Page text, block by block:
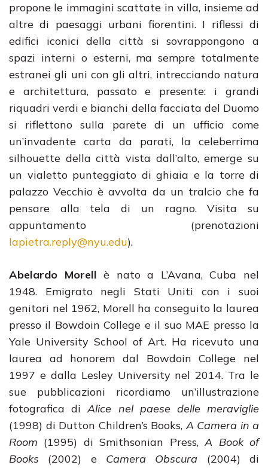
propone le immagini scattate in villa, insieme ad
altre di paesaggi urbani fiorentini. I riflessi di
edifici iconici della città si sovrappongono a
spazi interni o esterni, ma sempre totalmente
estranei gli uni con gli altri, intrecciando natura
e architettura, passato e presente: i grandi
riquadri verdi e bianchi della facciata del Duomo
si riflettono sulla parete di un ufficio come
un’invadente carta da parati, la celeberrima
silhouette della città vista dall’alto, emerge su
un vialetto punteggiato di ghiaia e la torre di
palazzo Vecchio è avvolta da un tralcio che fa
pensare alla tela di un ragno. Visita su
appuntamento (prenotazioni
lapietra.reply@nyu.edu).
Abelardo Morell è nato a L’Avana, Cuba nel
1948. Emigrato negli Stati Uniti con i suoi
genitori nel 1962, Morell ha conseguito la laurea
presso il Bowdoin College e il suo MAE presso la
Yale University School of Art. Ha ricevuto una
laurea ad honorem dal Bowdoin College nel
1997 e dalla Lesley University nel 2014. Tra le
sue pubblicazioni ricordiamo un’illustrazione
fotografica diAlice nel paese delle meraviglie
(1998) di Dutton Children’s Books,A Camera in a
Room (1995) di Smithsonian Press,A Book of
Books (2002) e Camera Obscura (2004) di